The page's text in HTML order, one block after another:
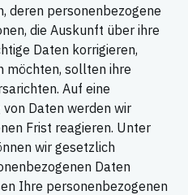
deren personenbezogene
die Auskunft über ihre
Daten korrigieren,
möchten, sollten ihre
Auf eine
Daten werden wir
Frist reagieren. Unter
wir gesetzlich
Daten
Ihre personenbezogenen